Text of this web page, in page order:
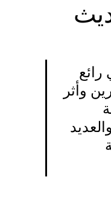
رائع
وأثر